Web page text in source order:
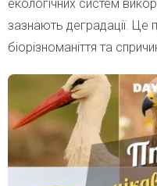
екологічних систем
зазнають деградації. Це
біорізноманіття та